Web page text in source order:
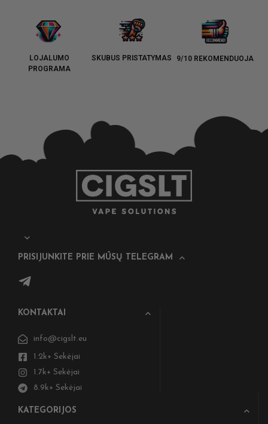
LOJALUMO
PROGRAMA
SKUBUS PRISTATYMAS 9/10 REKOMENDUOJA
PRISIJUNKITE PRIE MŪSŲ TELEGRAM
KONTAKTAI
info@cigslt.eu
1.2k+ Sekėjai
1.7k+ Sekėjai
8.9k+ Sekėjai
KATEGORIJOS